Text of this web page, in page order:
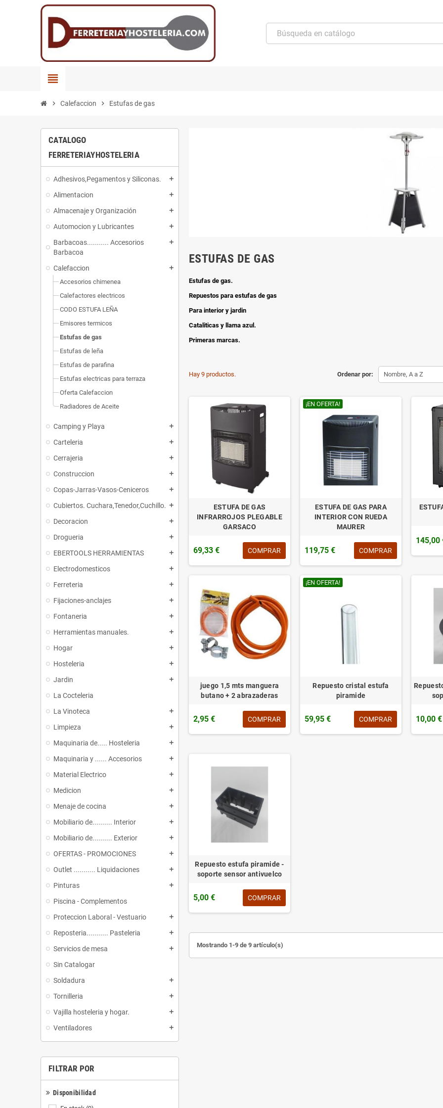
view_headline
chevron_right Calefaccion chevron_right Estufas de gas
CATALOGO
FERRETERIAYHOSTELERIA
Adhesivos,Pegamentos y Siliconas. add
Alimentacion add
Almacenaje y Organización add
Automocion y Lubricantes add
Barbacoas........... Accesorios
Barbacoa
add
Calefaccion add
Accesorios chimenea
Calefactores electricos
CODO ESTUFA LEÑA
Emisores termicos
Estufas de gas
Estufas de leña
Estufas de parafina
Estufas electricas para terraza
Oferta Calefaccion
Radiadores de Aceite
Camping y Playa add
Carteleria add
Cerrajeria add
Construccion add
Copas-Jarras-Vasos-Ceniceros add
Cubiertos. Cuchara,Tenedor,Cuchillo. add
Decoracion add
Drogueria add
EBERTOOLS HERRAMIENTAS add
Electrodomesticos add
Ferreteria add
Fijaciones-anclajes add
Fontaneria add
Herramientas manuales. add
Hogar add
Hosteleria add
Jardin add
La Cocteleria
La Vinoteca
add
Limpieza add
Maquinaria de..... Hosteleria add
Maquinaria y ...... Accesorios add
Material Electrico add
Medicion add
Menaje de cocina add
Mobiliario de.......... Interior add
Mobiliario de.......... Exterior add
OFERTAS - PROMOCIONES add
Outlet ........... Liquidaciones add
Pinturas add
Piscina - Complementos
Proteccion Laboral - Vestuario
add
Reposteria........... Pasteleria add
Servicios de mesa add
Sin Catalogar
Soldadura
add
Tornilleria add
Vajilla hosteleria y hogar. add
Ventiladores add
FILTRAR POR
Disponibilidad
ESTUFAS DE GAS
Estufas de gas.
Repuestos para estufas de gas
Para interior y jardin
Cataliticas y llama azul.
Primeras marcas.
Ordenar por: Nombre, A a Z
Hay 9 productos.
ESTUFA DE GAS
INFRARROJOS PLEGABLE
GARSACO
69,33 € COMPRAR
¡EN OFERTA!
ESTUFA DE GAS PARA
INTERIOR CON RUEDA
MAURER
119,75 € COMPRAR
145,00
juego 1,5 mts manguera
butano + 2 abrazaderas
2,95 € COMPRAR
¡EN OFERTA!
Repuesto cristal estufa
piramide
59,95 € COMPRAR 10,00 €
Repuesto estufa piramide -
soporte sensor antivuelco
5,00 € COMPRAR
Mostrando 1-9 de 9 artículo(s)